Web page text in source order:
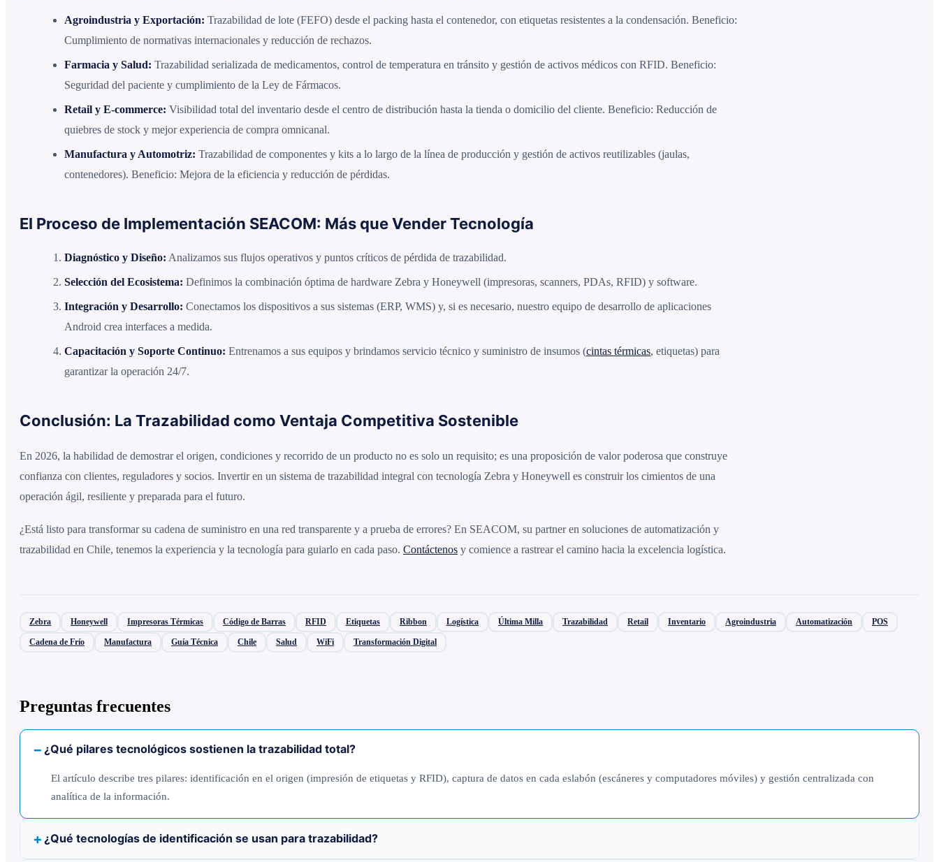
Agroindustria y Exportación: Trazabilidad de lote (FEFO) desde el packing hasta el contenedor, con etiquetas resistentes a la condensación. Beneficio:
Cumplimiento de normativas internacionales y reducción de rechazos.
Farmacia y Salud: Trazabilidad serializada de medicamentos, control de temperatura en tránsito y gestión de activos médicos con RFID. Beneficio:
Seguridad del paciente y cumplimiento de la Ley de Fármacos.
Retail y E-commerce: Visibilidad total del inventario desde el centro de distribución hasta la tienda o domicilio del cliente. Beneficio: Reducción de
quiebres de stock y mejor experiencia de compra omnicanal.
Manufactura y Automotriz: Trazabilidad de componentes y kits a lo largo de la línea de producción y gestión de activos reutilizables (jaulas,
contenedores). Beneficio: Mejora de la eficiencia y reducción de pérdidas.
El Proceso de Implementación SEACOM: Más que Vender Tecnología
Diagnóstico y Diseño: Analizamos sus flujos operativos y puntos críticos de pérdida de trazabilidad.
Selección del Ecosistema: Definimos la combinación óptima de hardware Zebra y Honeywell (impresoras, scanners, PDAs, RFID) y software.
Integración y Desarrollo: Conectamos los dispositivos a sus sistemas (ERP, WMS) y, si es necesario, nuestro equipo de desarrollo de aplicaciones
Android crea interfaces a medida.
Capacitación y Soporte Continuo: Entrenamos a sus equipos y brindamos servicio técnico y suministro de insumos (cintas térmicas, etiquetas) para
garantizar la operación 24/7.
Conclusión: La Trazabilidad como Ventaja Competitiva Sostenible
En 2026, la habilidad de demostrar el origen, condiciones y recorrido de un producto no es solo un requisito; es una proposición de valor poderosa que construye
confianza con clientes, reguladores y socios. Invertir en un sistema de trazabilidad integral con tecnología Zebra y Honeywell es construir los cimientos de una
operación ágil, resiliente y preparada para el futuro.
¿Está listo para transformar su cadena de suministro en una red transparente y a prueba de errores? En SEACOM, su partner en soluciones de automatización y
trazabilidad en Chile, tenemos la experiencia y la tecnología para guiarlo en cada paso. Contáctenos y comience a rastrear el camino hacia la excelencia logística.
Zebra Honeywell Impresoras Térmicas Código de Barras RFID Etiquetas Ribbon Logística Última Milla Trazabilidad Retail Inventario Agroindustria Automatización POS
Cadena de Frío Manufactura Guía Técnica Chile Salud WiFi Transformación Digital
Preguntas frecuentes
¿Qué pilares tecnológicos sostienen la trazabilidad total?
El artículo describe tres pilares: identificación en el origen (impresión de etiquetas y RFID), captura de datos en cada eslabón (escáneres y computadores móviles) y gestión centralizada con
analítica de la información.
¿Qué tecnologías de identificación se usan para trazabilidad?